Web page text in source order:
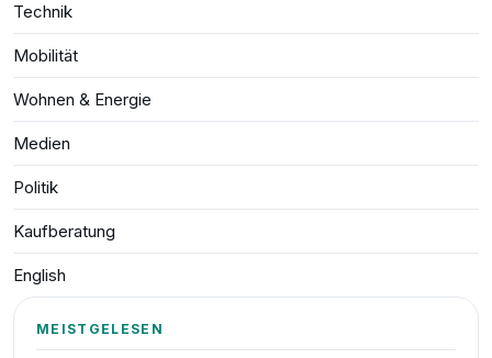
Technik
Mobilität
Wohnen & Energie
Medien
Politik
Kaufberatung
English
MEISTGELESEN